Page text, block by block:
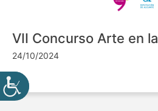
VII Concurso Arte en
24/10/2024